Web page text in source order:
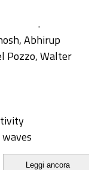
.
Abhirup
Pozzo, Walter
Leggi ancora